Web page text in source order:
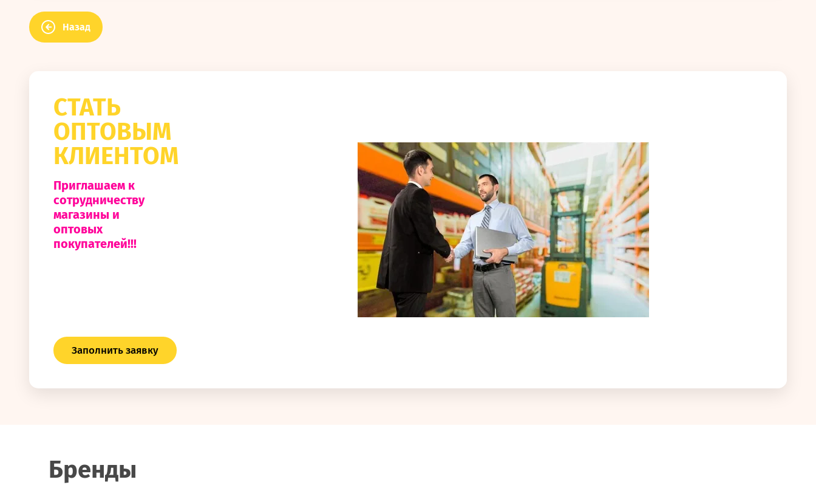
Назад
СТАТЬ
ОПТОВЫМ
КЛИЕНТОМ
Приглашаем к
сотрудничеству
магазины и
оптовых
покупателей!!!
Заполнить заявку
Бренды